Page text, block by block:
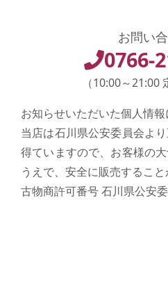
お問い
0766-
（10:00～21:00
お知らせいただいた個人情報
当店は石川県公安委員会よ
得ていますので、お客様の
うえで、安全に販売すること
古物商許可番号 石川県公安